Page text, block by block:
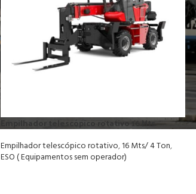
Empilhador telescópico rotativo 16 Mts
Empilhador telescópico rotativo,16 Mts/ 4 Ton,
ESO ( Equipamentos sem operador)